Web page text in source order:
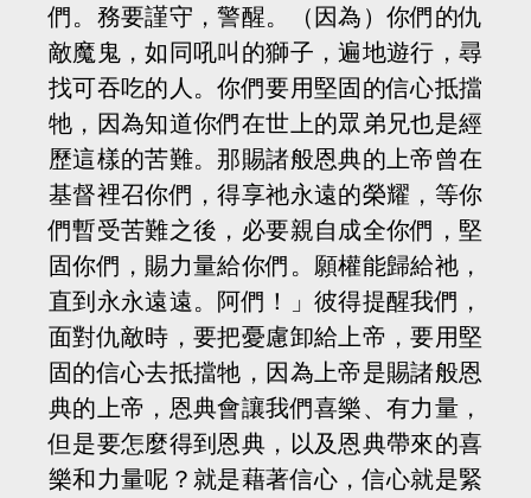
們。務要謹守，警醒。（因為）你們的仇
敵魔鬼，如同吼叫的獅子，遍地遊行，尋
找可吞吃的人。你們要用堅固的信心抵擋
牠，因為知道你們在世上的眾弟兄也是經
歷這樣的苦難。那賜諸般恩典的上帝曾在
基督裡召你們，得享祂永遠的榮耀，等你
們暫受苦難之後，必要親自成全你們，堅
固你們，賜力量給你們。願權能歸給祂，
直到永永遠遠。阿們！」彼得提醒我們，
面對仇敵時，要把憂慮卸給上帝，要用堅
固的信心去抵擋牠，因為上帝是賜諸般恩
典的上帝，恩典會讓我們喜樂、有力量，
但是要怎麼得到恩典，以及恩典帶來的喜
樂和力量呢？就是藉著信心，信心就是緊